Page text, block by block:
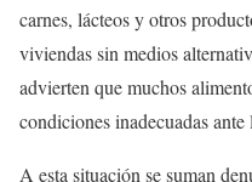
carnes, lácteos y otros
viviendas sin medios
advierten que muchos
condiciones inadecuadas
A esta situación se suman